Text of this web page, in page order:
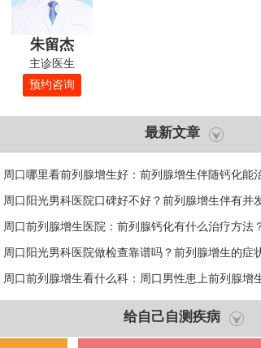
朱留杰
主诊医生
预约咨询
最新文章
周口哪里看前列腺增生好：前列腺增生伴随钙化能
周口阳光男科医院口碑好不好？前列腺增生伴有并
周口前列腺增生医院：前列腺钙化有什么治疗方法
周口阳光男科医院做检查靠谱吗？前列腺增生的症
周口前列腺增生看什么科：周口男性患上前列腺增
给自己自测疾病